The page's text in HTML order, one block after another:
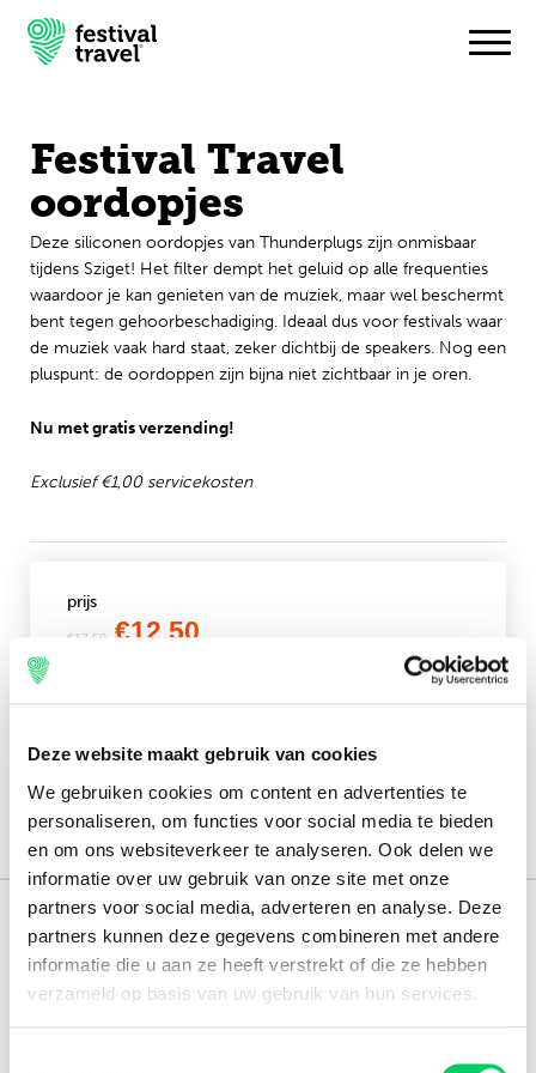
Deze website maakt gebruik van cookies
We gebruiken cookies om content en advertenties te
personaliseren, om functies voor social media te bieden
en om ons websiteverkeer te analyseren. Ook delen we
informatie over uw gebruik van onze site met onze
partners voor social media, adverteren en analyse. Deze
partners kunnen deze gegevens combineren met andere
informatie die u aan ze heeft verstrekt of die ze hebben
verzameld op basis van uw gebruik van hun services.
Festivals
Travel
Inspiratie
Festivalnieuws
Mijn account
Engels
Festival Travel
oordopjes
Deze siliconen oordopjes van Thunderplugs zijn onmisbaar
tijdens Sziget! Het filter dempt het geluid op alle frequenties
waardoor je kan genieten van de muziek, maar wel beschermt
bent tegen gehoorbeschadiging. Ideaal dus voor festivals waar
de muziek vaak hard staat, zeker dichtbij de speakers. Nog een
pluspunt: de oordoppen zijn bijna niet zichtbaar in je oren.
Nu met gratis verzending!
Exclusief €1,00 servicekosten
prijs
€17,50 €12,50
165.000 reizigers+
16 jaar ervaring